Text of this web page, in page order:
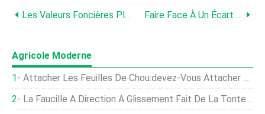
Les Valeurs Foncières Plus Élevées Sont-Elles Positives Ou Négatives ? Faire Face À Un Écart D'âge Chez Les Héritiers
Agricole Moderne
Attacher Les Feuilles De Chou:devez-Vous Attacher Les Têtes De Chou
La Faucille À Direction À Glissement Fait De La Tonte De Clôture Un Jeu D'enfant